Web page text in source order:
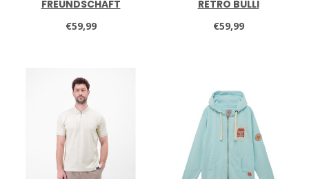
FREUNDSCHAFT
€59,99
RETRO BULLI
€59,99